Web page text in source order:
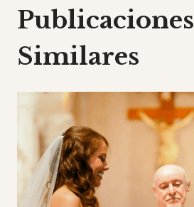
Publicaciones
Similares